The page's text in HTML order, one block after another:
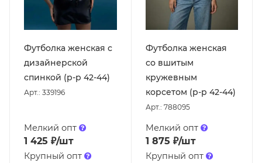
Футболка женская с
дизайнерской
спинкой (р-р 42-44)
Арт.: 339196
Мелкий опт
1 425 ₽/шт
Крупный опт
Футболка женская
со вшитым
кружевным
корсетом (р-р 42-44)
Арт.: 788095
Мелкий опт
1 875 ₽/шт
Крупный опт